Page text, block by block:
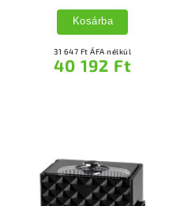
31 647 Ft ÁFA nélkül
40 192 Ft
Kosárba